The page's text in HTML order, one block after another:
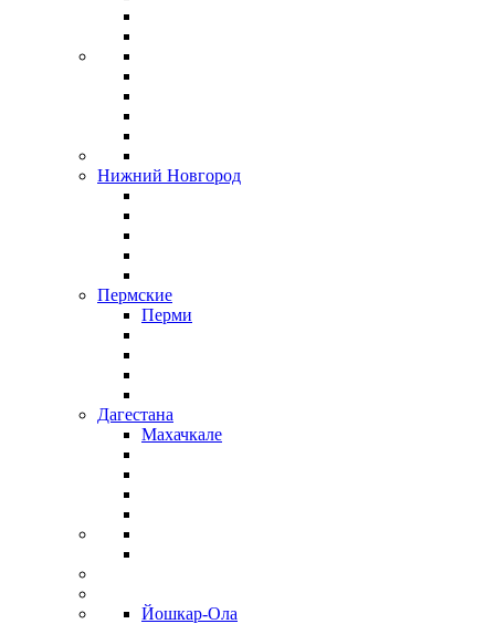
Нижний Новгород
Пермские
Перми
Дагестана
Махачкале
Йошкар-Ола